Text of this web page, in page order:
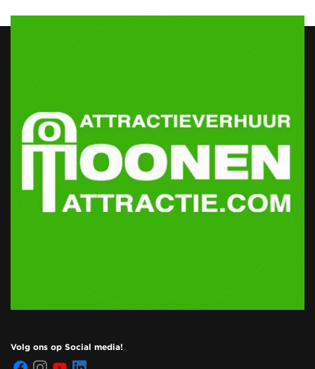
Volg ons op Social media!